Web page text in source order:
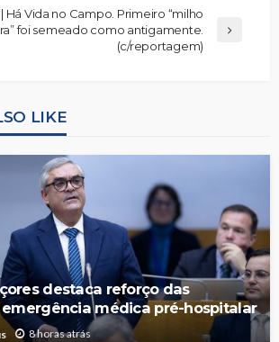
Há Vida no Campo. Primeiro “milho
foi semeado como antigamente.
(c/reportagem)
LIKE
destaca reforço das
médica pré-hospitalar
8 horas atrás